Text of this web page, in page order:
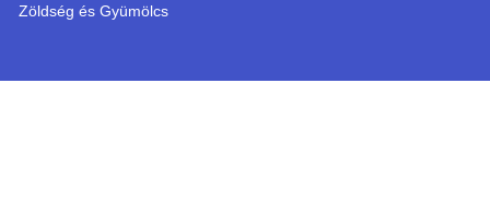
Zöldség és Gyümölcs